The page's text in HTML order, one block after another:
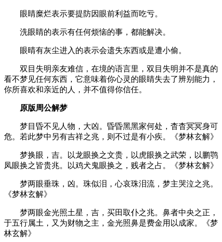
眼睛糜烂表示要提防因眼前利益而吃亏。
洗眼睛的表示有任何烦恼的事，都能解决。
眼晴有灰尘进入的表示会遗失东西或是遭小偷。
双目失明亲友难信，在境的语言里，双目失明并不是真的
看不梦见任何东西，它意味着你心灵的眼睛失去了辨别能力，
你所喜欢和亲近的人，并不值得你信任。
原版周公解梦
梦目昏不见人物，大凶。昏昏黑黑家何处，杳杳冥冥身可
危。若此梦中另有吉祥之兆，则不过是有小疾。《梦林玄解》
梦换眼，吉。以龙眼换之文贵，以虎眼换之武荣，以鹏鹗
凤眼换之皆贵兆。以鸡犬鬼眼换之，贱者之占。《梦林玄解》
梦两眼垂珠，凶。珠似泪，心哀珠泪流，梦主哭泣之兆。
《梦林玄解》
梦两眼金光照土星，吉，买田取仆之兆。鼻者中央之正，
于五行属土，又为财物之主，金光照鼻是费金用以成家。《梦
林玄解》